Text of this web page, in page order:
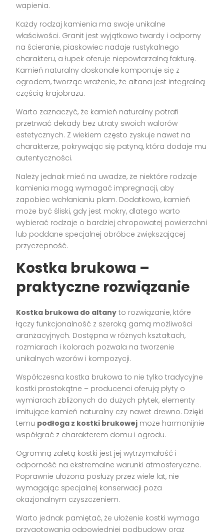
wapienia.
Każdy rodzaj kamienia ma swoje unikalne
właściwości. Granit jest wyjątkowo twardy i odporny
na ścieranie, piaskowiec nadaje rustykalnego
charakteru, a łupek oferuje niepowtarzalną fakturę.
Kamień naturalny doskonale komponuje się z
ogrodem, tworząc wrażenie, że altana jest integralną
częścią krajobrazu.
Warto zaznaczyć, że kamień naturalny potrafi
przetrwać dekady bez utraty swoich walorów
estetycznych. Z wiekiem często zyskuje nawet na
charakterze, pokrywając się patyną, która dodaje mu
autentyczności.
Należy jednak mieć na uwadze, że niektóre rodzaje
kamienia mogą wymagać impregnacji, aby
zapobiec wchłanianiu plam. Dodatkowo, kamień
może być śliski, gdy jest mokry, dlatego warto
wybierać rodzaje o bardziej chropowatej powierzchni
lub poddane specjalnej obróbce zwiększającej
przyczepność.
Kostka brukowa –
praktyczne rozwiązanie
Kostka brukowa do altany to rozwiązanie, które
łączy funkcjonalność z szeroką gamą możliwości
aranżacyjnych. Dostępna w różnych kształtach,
rozmiarach i kolorach pozwala na tworzenie
unikalnych wzorów i kompozycji.
Współczesna kostka brukowa to nie tylko tradycyjne
kostki prostokątne – producenci oferują płyty o
wymiarach zbliżonych do dużych płytek, elementy
imitujące kamień naturalny czy nawet drewno. Dzięki
temu podłoga z kostki brukowej może harmonijnie
współgrać z charakterem domu i ogrodu.
Ogromną zaletą kostki jest jej wytrzymałość i
odporność na ekstremalne warunki atmosferyczne.
Poprawnie ułożona posłuży przez wiele lat, nie
wymagając specjalnej konserwacji poza
okazjonalnym czyszczeniem.
Warto jednak pamiętać, że ułożenie kostki wymaga
przygotowania odpowiedniej podbudowy oraz